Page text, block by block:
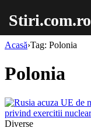
Stiri.com.ro
Acasă›Tag: Polonia
Polonia
Diverse